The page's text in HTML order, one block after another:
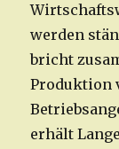
werden
bricht
Produktion
erhält